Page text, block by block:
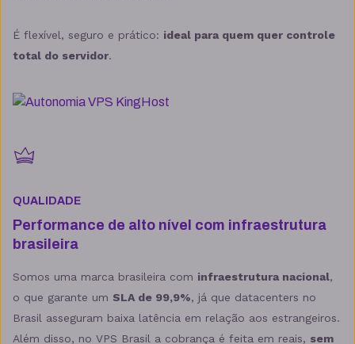
É flexível, seguro e prático: ideal para quem quer controle
total do servidor.
QUALIDADE
Performance de alto nível com infraestrutura
brasileira
Somos uma marca brasileira com infraestrutura nacional,
o que garante um SLA de 99,9%, já que datacenters no
Brasil asseguram baixa latência em relação aos estrangeiros.
Além disso, no VPS Brasil a cobrança é feita em reais, sem